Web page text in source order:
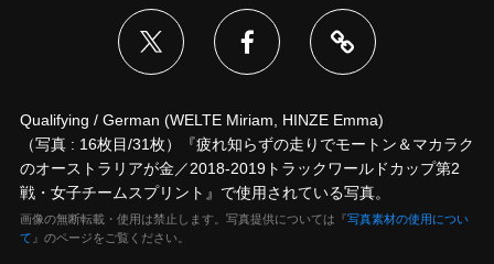
Qualifying / German (WELTE Miriam, HINZE Emma)
（写真 : 16枚目/31枚）『疲れ知らずの走りでモートン＆マカラク
のオーストラリアが金／2018-2019トラックワールドカップ第2
戦・女子チームスプリント』で使用されている写真。
画像の無断転載・使用は禁止します。写真提供については『写真素材の使用につい
て 』のページをご覧ください。